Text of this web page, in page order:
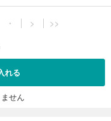
・ > >>
れる
せん